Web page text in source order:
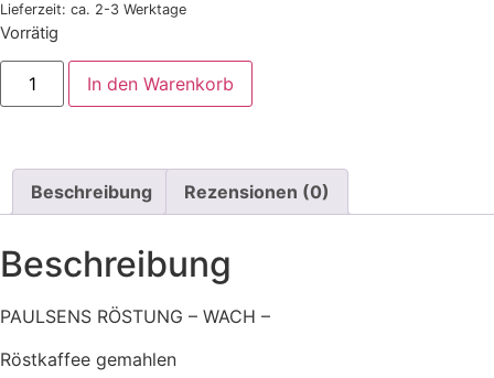
Lieferzeit: ca. 2-3 Werktage
Vorrätig
In den Warenkorb
Beschreibung Rezensionen (0)
Beschreibung
PAULSENS RÖSTUNG – WACH –
Röstkaffee gemahlen